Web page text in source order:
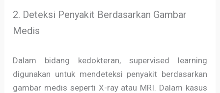
2. Deteksi Penyakit Berdasarkan Gambar
Medis
Dalam bidang kedokteran, supervised learning
digunakan untuk mendeteksi penyakit berdasarkan
gambar medis seperti X-ray atau MRI. Dalam kasus